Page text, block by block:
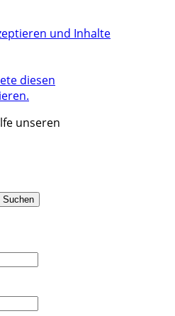
und Inhalte
unseren